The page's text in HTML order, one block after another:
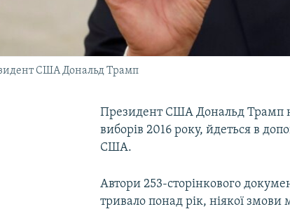
США Дональд Трамп
Президент США Дональд Трамп
виборів 2016 року, йдеться в
США.
Автори 253-сторінкового
тривало понад рік, ніякої